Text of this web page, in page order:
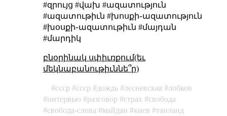
#զրույց #վախ #ազատություն
#ազատութիւն #խոսքի֊ազատություն
#խօսքի֊ազատութիւն #մայդան
#մարդիկ
բնօրինակ սփիւռքում(եւ
մեկնաբանութիւննե՞ր)
cccp ссср дождь лесневская
лобков
интервью
разговор страх
свобода
свобода-слова
майдан киев
таиланд